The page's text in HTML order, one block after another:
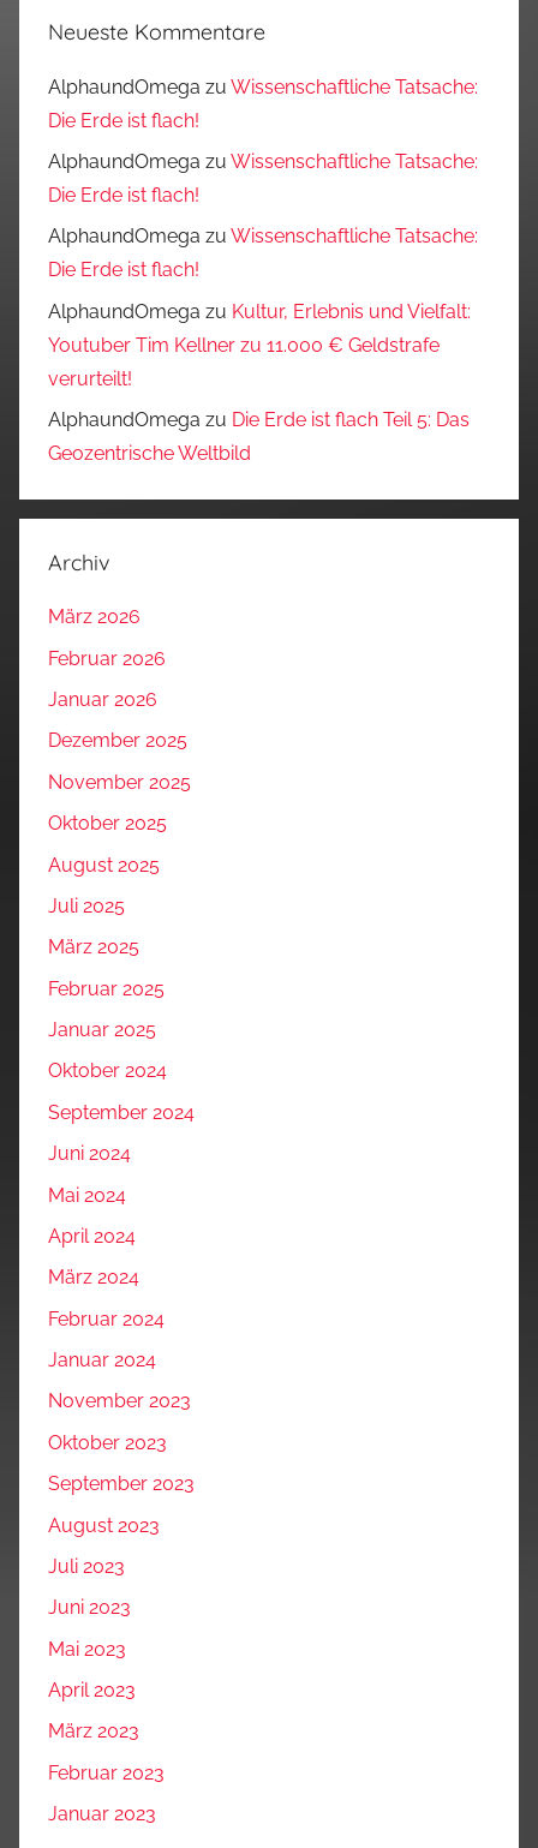
Neueste Kommentare
AlphaundOmega zu Wissenschaftliche Tatsache:
Die Erde ist flach!
AlphaundOmega zu Wissenschaftliche Tatsache:
Die Erde ist flach!
AlphaundOmega zu Wissenschaftliche Tatsache:
Die Erde ist flach!
AlphaundOmega zu Kultur, Erlebnis und Vielfalt:
Youtuber Tim Kellner zu 11.000 € Geldstrafe
verurteilt!
AlphaundOmega zu Die Erde ist flach Teil 5: Das
Geozentrische Weltbild
Archiv
März 2026
Februar 2026
Januar 2026
Dezember 2025
November 2025
Oktober 2025
August 2025
Juli 2025
März 2025
Februar 2025
Januar 2025
Oktober 2024
September 2024
Juni 2024
Mai 2024
April 2024
März 2024
Februar 2024
Januar 2024
November 2023
Oktober 2023
September 2023
August 2023
Juli 2023
Juni 2023
Mai 2023
April 2023
März 2023
Februar 2023
Januar 2023